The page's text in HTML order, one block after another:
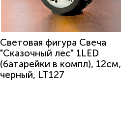
Световая фигура Свеча
"Сказочный лес" 1LED
(батарейки в компл), 12см,
черный, LT127